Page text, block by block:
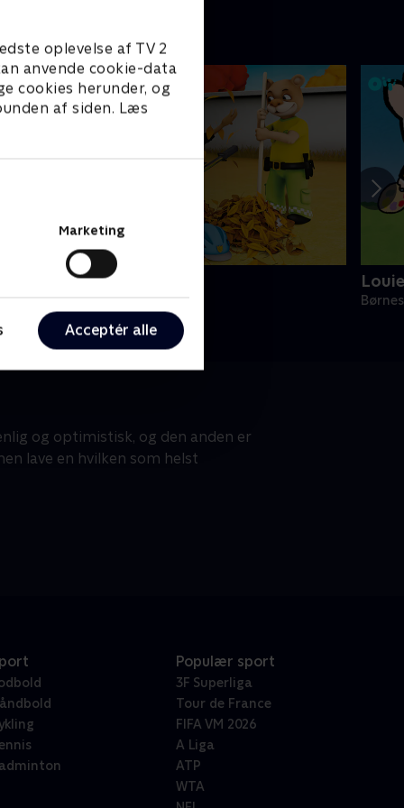
oplevelse af TV 2
anvende cookie-data
cookies herunder, og
af siden. Læs
Marketing
Acceptér alle
Venskabsbyen
• 2 sæsoner
Louie
og optimistisk, og den anden er
lave en hvilken som helst
Populær sport
3F Superliga
Tour de France
FIFA VM 2026
A Liga
ATP
WTA